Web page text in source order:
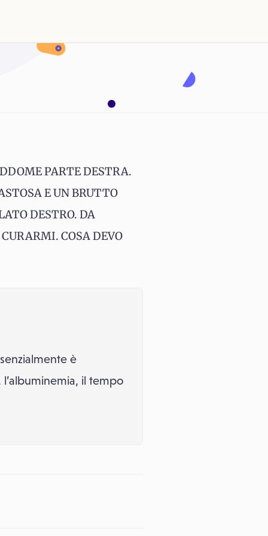
PARTE DESTRA.
E UN BRUTTO
DESTRO. DA
COSA DEVO
è
il tempo